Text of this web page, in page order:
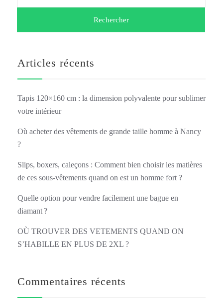
Articles récents
Tapis 120×160 cm : la dimension polyvalente pour sublimer
votre intérieur
Où acheter des vêtements de grande taille homme à Nancy
?
Slips, boxers, caleçons : Comment bien choisir les matières
de ces sous-vêtements quand on est un homme fort ?
Quelle option pour vendre facilement une bague en
diamant ?
OÙ TROUVER DES VETEMENTS QUAND ON
S’HABILLE EN PLUS DE 2XL ?
Commentaires récents